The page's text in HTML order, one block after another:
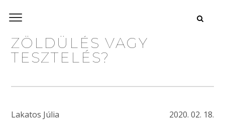
ZÖLDÜLÉS VAGY
TESZTELÉS?
Lakatos Júlia 2020. 02. 18.